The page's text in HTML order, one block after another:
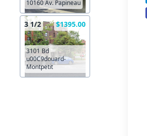
10160 Av. Papineau
3 1/2 $1395.00
3101 Bd
u00C9douard-
Montpetit